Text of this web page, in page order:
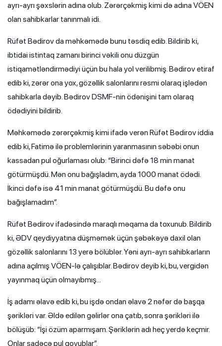
ayrı-ayrı şəxslərin adına olub. Zərərçəkmiş kimi də adına VÖEN
olan sahibkarlar tanınmalı idi.
Rüfət Bədirov da məhkəmədə bunu təsdiq edib. Bildirib ki,
ibtidai istintaq zamanı birinci vəkili onu düzgün
istiqamətləndirmədiyi üçün bu hala yol verilibmiş. Bədirov etiraf
edib ki, zərər ona yox, gözəllik salonlarını rəsmi olaraq işlədən
sahibkarla dəyib. Bədirov DSMF-nin ödənişini tam olaraq
ödədiyini bildirib.
Məhkəmədə zərərçəkmiş kimi ifadə verən Rüfət Bədirov iddia
edib ki, Fatimə ilə problemlərinin yaranmasının səbəbi onun
kassadan pul oğurlaması olub: “Birinci dəfə 18 min manat
götürmüşdü. Mən onu bağışladım, ayda 1000 manat ödədi.
İkinci dəfə isə 41 min manat götürmüşdü. Bu dəfə onu
bağışlamadım”.
Rüfət Bədirov ifadəsində maraqlı məqama da toxunub. Bildirib
ki, ƏDV qeydiyyatına düşməmək üçün şəbəkəyə daxil olan
gözəllik salonlarını 13 yerə bölüblər. Yəni ayrı-ayrı sahibkarların
adına açılmış VÖEN-lə çalışıblar. Bədirov deyib ki, bu, vergidən
yayınmaq üçün olmayıbmış…
İş adamı əlavə edib ki, bu işdə ondan əlavə 2 nəfər də başqa
şərikləri var. Əldə edilən gəlirlər ona çatıb, sonra şərikləri ilə
bölüşüb: “İşi özüm aparmışam. Şəriklərin adı heç yerdə keçmir.
Onlar sadəcə pul qoyublar”.